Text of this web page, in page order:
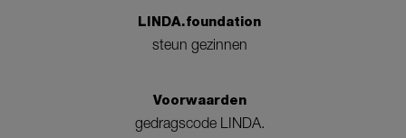
LINDA.foundation
steun gezinnen
Voorwaarden
gedragscode LINDA.